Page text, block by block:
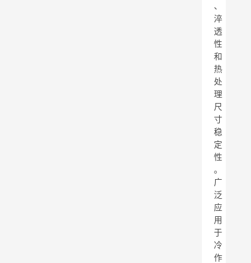
、
淬
透
性
和
热
处
理
尺
寸
稳
定
性
。
广
泛
应
用
于
冷
作